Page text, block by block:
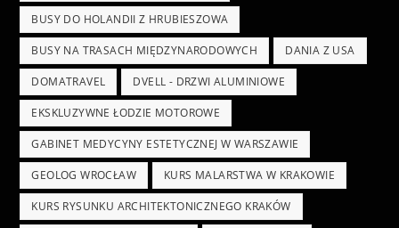
BUSY DO HOLANDII Z HRUBIESZOWA
BUSY NA TRASACH MIĘDZYNARODOWYCH DANIA Z USA
DOMATRAVEL DVELL - DRZWI ALUMINIOWE
EKSKLUZYWNE ŁODZIE MOTOROWE
GABINET MEDYCYNY ESTETYCZNEJ W WARSZAWIE
GEOLOG WROCŁAW KURS MALARSTWA W KRAKOWIE
KURS RYSUNKU ARCHITEKTONICZNEGO KRAKÓW